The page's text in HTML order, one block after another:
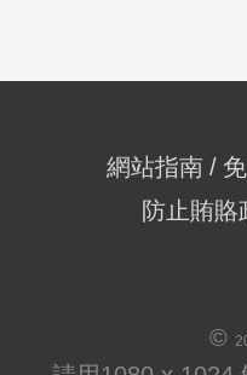
網站指南
防止賄賂
©